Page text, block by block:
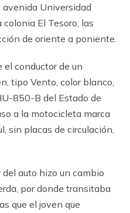
avenida Universidad
colonia El Tesoro, las
de oriente a poniente.
el conductor de un
tipo Vento, color blanco,
850-B del Estado de
a la motocicleta marca
sin placas de circulación,
auto hizo un cambio
por donde transitaba
que el joven que